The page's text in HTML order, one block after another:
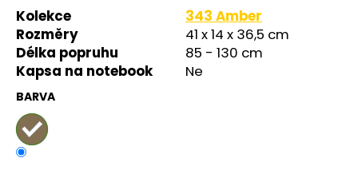
Kolekce
343 Amber
Rozměry
41 x 14 x 36,5 cm
Délka popruhu
85 - 130 cm
Kapsa na notebook
Ne
BARVA
p
o
r
u
č
u
j
e
m